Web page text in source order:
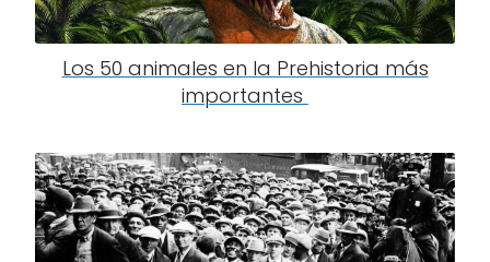
Los 50 animales en la Prehistoria más
importantes